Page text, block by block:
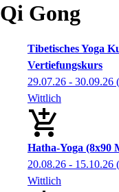
Qi Gong
Tibetisches Yoga
Vertiefungskurs
29.07.26 - 30.09.26
Wittlich
Hatha-Yoga (8x90
20.08.26 - 15.10.26
Wittlich